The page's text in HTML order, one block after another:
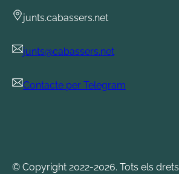
junts.cabassers.net
junts@cabassers.net
Contacte per Telegram
© Copyright 2022-2026. Tots els drets